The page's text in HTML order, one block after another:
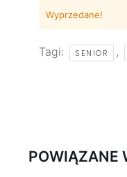
Wyprzedane!
Tagi: SENIOR ,
POWIĄZANE